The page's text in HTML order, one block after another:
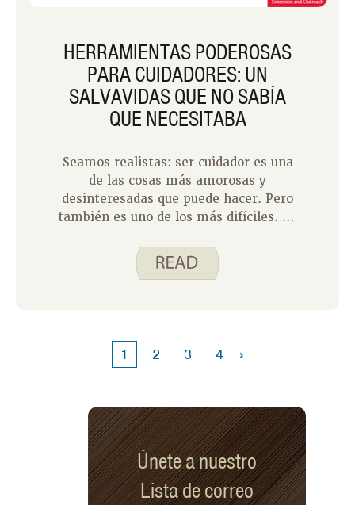
HERRAMIENTAS PODEROSAS
PARA CUIDADORES: UN
SALVAVIDAS QUE NO SABÍA
QUE NECESITABA
Seamos realistas: ser cuidador es una
de las cosas más amorosas y
desinteresadas que puede hacer. Pero
también es uno de los más difíciles. Ya
cónyuge, hijo, amigo o vecino, el costo
emocional y físico puede sorprenderlo.
clase, es un cambio de juego.
1 2 3 4 ›
Únete a nuestro
Lista de correo